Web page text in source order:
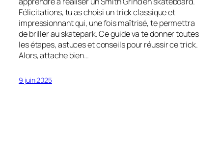
Félicitations, tu as choisi un trick classique et
impressionnant qui, une fois maîtrisé, te permettra
de briller au skatepark. Ce guide va te donner toutes
les étapes, astuces et conseils pour réussir ce trick.
Alors, attache bien…
9 juin 2025